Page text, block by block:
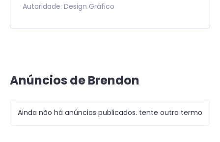
Autoridade: Design Gráfico
Anúncios de Brendon
Ainda não há anúncios publicados. tente outro termo